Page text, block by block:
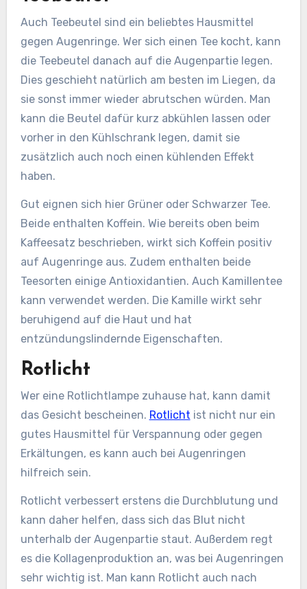
Auch Teebeutel sind ein beliebtes Hausmittel
gegen Augenringe. Wer sich einen Tee kocht, kann
die Teebeutel danach auf die Augenpartie legen.
Dies geschieht natürlich am besten im Liegen, da
sie sonst immer wieder abrutschen würden. Man
kann die Beutel dafür kurz abkühlen lassen oder
vorher in den Kühlschrank legen, damit sie
zusätzlich auch noch einen kühlenden Effekt
haben.
Gut eignen sich hier Grüner oder Schwarzer Tee.
Beide enthalten Koffein. Wie bereits oben beim
Kaffeesatz beschrieben, wirkt sich Koffein positiv
auf Augenringe aus. Zudem enthalten beide
Teesorten einige Antioxidantien. Auch Kamillentee
kann verwendet werden. Die Kamille wirkt sehr
beruhigend auf die Haut und hat
entzündungslindernde Eigenschaften.
Rotlicht
Wer eine Rotlichtlampe zuhause hat, kann damit
das Gesicht bescheinen. Rotlicht ist nicht nur ein
gutes Hausmittel für Verspannung oder gegen
Erkältungen, es kann auch bei Augenringen
hilfreich sein.
Rotlicht verbessert erstens die Durchblutung und
kann daher helfen, dass sich das Blut nicht
unterhalb der Augenpartie staut. Außerdem regt
es die Kollagenproduktion an, was bei Augenringen
sehr wichtig ist. Man kann Rotlicht auch nach